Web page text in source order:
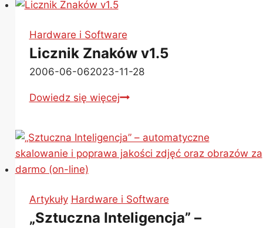
Hardware i Software
Licznik Znaków v1.5
2006-06-062023-11-28
Dowiedz się więcejLicznik
Artykuły Hardware i Software
„Sztuczna Inteligencja” –